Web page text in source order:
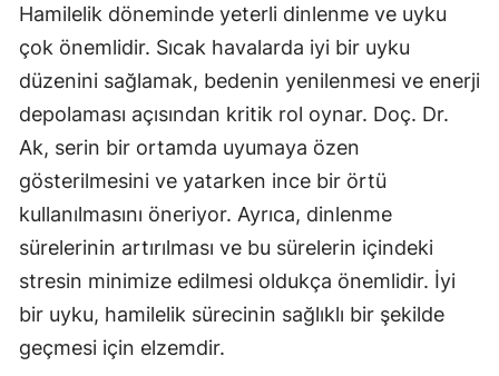
Hamilelik döneminde yeterli dinlenme ve uyku
çok önemlidir. Sıcak havalarda iyi bir uyku
düzenini sağlamak, bedenin yenilenmesi ve enerji
depolaması açısından kritik rol oynar. Doç. Dr.
Ak, serin bir ortamda uyumaya özen
gösterilmesini ve yatarken ince bir örtü
kullanılmasını öneriyor. Ayrıca, dinlenme
sürelerinin artırılması ve bu sürelerin içindeki
stresin minimize edilmesi oldukça önemlidir. İyi
bir uyku, hamilelik sürecinin sağlıklı bir şekilde
geçmesi için elzemdir.